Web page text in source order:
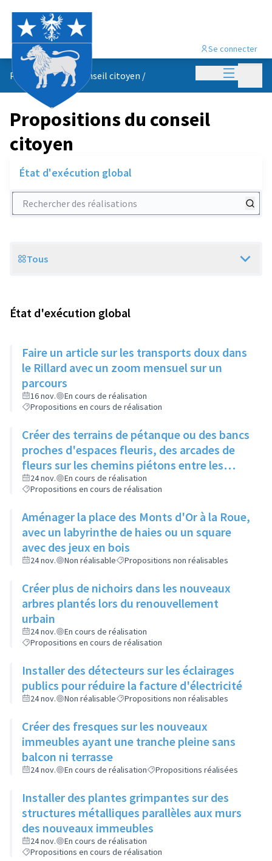
Menu
Se connecter
Propositions du conseil citoyen /
Propositions du conseil
citoyen
État d'exécution global
Rechercher des réalisations
Scope
Tous
État d'exécution global
Faire un article sur les transports doux dans
le Rillard avec un zoom mensuel sur un
parcours
16 nov.
En cours de réalisation
Propositions en cours de réalisation
Créer des terrains de pétanque ou des bancs
proches d'espaces fleuris, des arcades de
fleurs sur les chemins piétons entre les
immeubles
24 nov.
En cours de réalisation
Propositions en cours de réalisation
Aménager la place des Monts d'Or à la Roue,
avec un labyrinthe de haies ou un square
avec des jeux en bois
24 nov. Non réalisable Propositions non réalisables
Créer plus de nichoirs dans les nouveaux
arbres plantés lors du renouvellement
urbain
24 nov.
En cours de réalisation
Propositions en cours de réalisation
Installer des détecteurs sur les éclairages
publics pour réduire la facture d'électricité
24 nov. Non réalisable Propositions non réalisables
Créer des fresques sur les nouveaux
immeubles ayant une tranche pleine sans
balcon ni terrasse
24 nov. En cours de réalisation Propositions réalisées
Installer des plantes grimpantes sur des
structures métalliques parallèles aux murs
des nouveaux immeubles
24 nov.
En cours de réalisation
Propositions en cours de réalisation